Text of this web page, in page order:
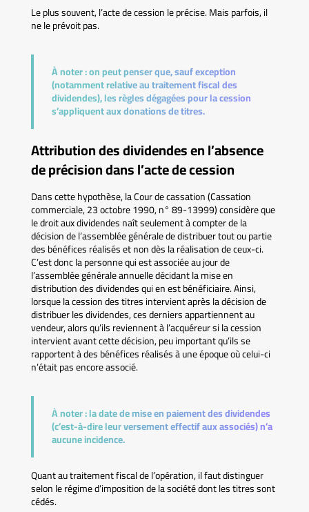
Le plus souvent, l’acte de cession le précise. Mais parfois, il
ne le prévoit pas.
À noter :on peut penser que, sauf exception
(notamment relative au traitement fiscal des
dividendes), les règles dégagées pour la cession
s’appliquent aux donations de titres.
Attribution des dividendes en l’absence
de précision dans l’acte de cession
Dans cette hypothèse, la Cour de cassation (Cassation
commerciale, 23 octobre 1990, n° 89-13999) considère que
le droit aux dividendes naît seulement à compter de la
décision de l’assemblée générale de distribuer tout ou partie
des bénéfices réalisés et non dès la réalisation de ceux-ci.
C’est donc la personne qui est associée au jour de
l’assemblée générale annuelle décidant la mise en
distribution des dividendes qui en est bénéficiaire. Ainsi,
lorsque la cession des titres intervient après la décision de
distribuer les dividendes, ces derniers appartiennent au
vendeur, alors qu’ils reviennent à l’acquéreur si la cession
intervient avant cette décision, peu important qu’ils se
rapportent à des bénéfices réalisés à une époque où celui-ci
n’était pas encore associé.
À noter :la date de mise en paiement des dividendes
(c’est-à-dire leur versement effectif aux associés) n’a
aucune incidence.
Quant au traitement fiscal de l’opération, il faut distinguer
selon le régime d’imposition de la société dont les titres sont
cédés.